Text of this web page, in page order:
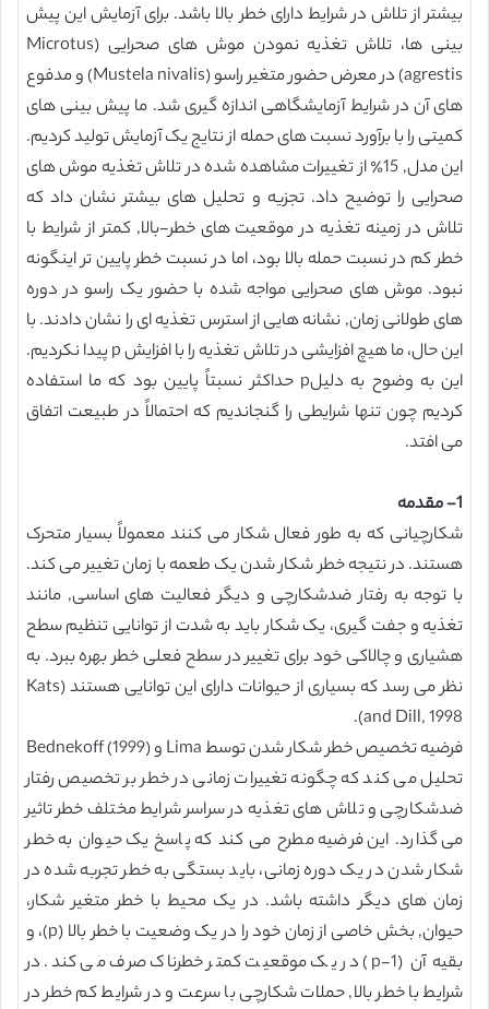
بیشتر از تلاش در شرایط دارای خطر بالا باشد. برای آزمایش این پیش
بینی ها، تلاش تغذیه نمودن موش های صحرایی (Microtus
agrestis) در معرض حضور متغیر راسو (Mustela nivalis) و مدفوع
های آن در شرایط آزمایشگاهی اندازه گیری شد. ما پیش بینی های
کمیتی را با برآورد نسبت های حمله از نتایج یک آزمایش تولید کردیم.
این مدل, 15٪ از تغییرات مشاهده شده در تلاش تغذیه موش های
صحرایی را توضیح داد. تجزیه و تحلیل های بیشتر نشان داد که
تلاش در زمینه تغذیه در موقعیت های خطر-بالا, کمتر از شرایط با
خطر کم در نسبت حمله بالا بود، اما در نسبت خطر پایین تر اینگونه
نبود. موش های صحرایی مواجه شده با حضور یک راسو در دوره
های طولانی زمان, نشانه هایی از استرس تغذیه ای را نشان دادند. با
این حال، ما هیچ افزایشی در تلاش تغذیه را با افزایش p پیدا نکردیم.
این به وضوح به دلیلp حداکثر نسبتاً پایین بود که ما استفاده
کردیم چون تنها شرایطی را گنجاندیم که احتمالاً در طبیعت اتفاق
می افتد.
1- مقدمه
شکارچیانی که به طور فعال شکار می کنند معمولاً بسیار متحرک
هستند. در نتیجه خطر شکار شدن یک طعمه با زمان تغییر می کند.
با توجه به رفتار ضدشکارچی و دیگر فعالیت های اساسی, مانند
تغذیه و جفت گیری، یک شکار باید به شدت از توانایی تنظیم سطح
هشیاری و چالاکی خود برای تغییر در سطح فعلی خطر بهره ببرد. به
نظر می رسد که بسیاری از حیوانات دارای این توانایی هستند (Kats
and Dill, 1998).
فرضیه تخصیص خطر شکار شدن توسط Lima و Bednekoff (1999)
تحلیل می کند که چگونه تغییرات زمانی در خطر بر تخصیص رفتار
ضدشکارچی و تلاش های تغذیه در سراسر شرایط مختلف خطر تاثیر
می گذارد. این فرضیه مطرح می کند که پاسخ یک حیوان به خطر
شکار شدن در یک دوره زمانی، باید بستگی به خطر تجربه شده در
زمان های دیگر داشته باشد. در یک محیط با خطر متغیر شکار،
حیوان, بخش خاصی از زمان خود را در یک وضعیت با خطر بالا (p)، و
بقیه آن (1-p) در یک موقعیت کمتر خطرناک صرف می کند. در
شرایط با خطر بالا, حملات شکارچی با سرعت و در شرایط کم خطر در